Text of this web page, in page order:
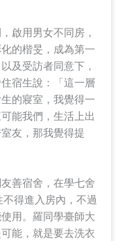
啟用男女不同房，
的楷旻，成為第一
及受訪者同意下，
宿生說：「這一層
的寢室，我覺得一
能我們，生活上出
友，那我覺得提
善宿舍，在學七舍
得進入房內，不過
用。羅同學臺師大
能，就是要去洗衣